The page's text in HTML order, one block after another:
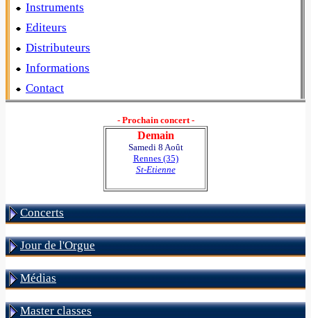
Instruments
Editeurs
Distributeurs
Informations
Contact
- Prochain concert -
Demain
Samedi 8 Août
Rennes (35)
St-Etienne
Concerts
Jour de l'Orgue
Médias
Master classes